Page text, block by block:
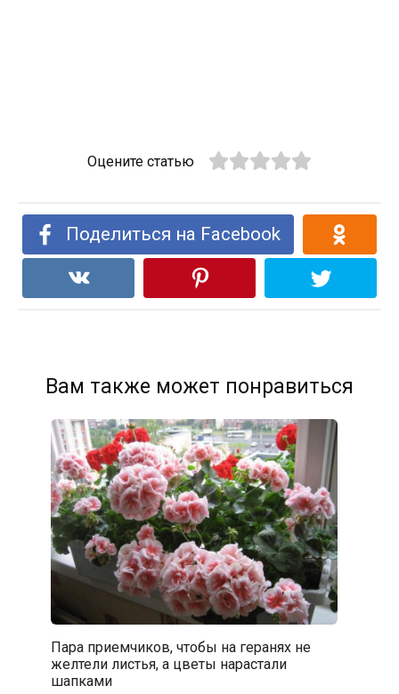
Оцените статью
Поделиться на Facebook
Вам также может понравиться
Пара приемчиков, чтобы на геранях не
желтели листья, а цветы нарастали
шапками